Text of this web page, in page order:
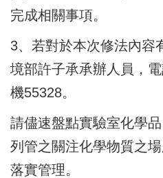
完成相關事項。
3、若對於本次修法內容
境部許子承承辦人員，
機55328。
請儘速盤點實驗室化學
列管之關注化學物質之
落實管理。